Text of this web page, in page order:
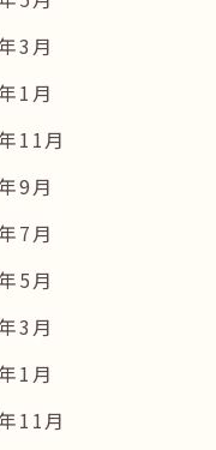
3月
1月
11月
9月
7月
5月
3月
1月
11月